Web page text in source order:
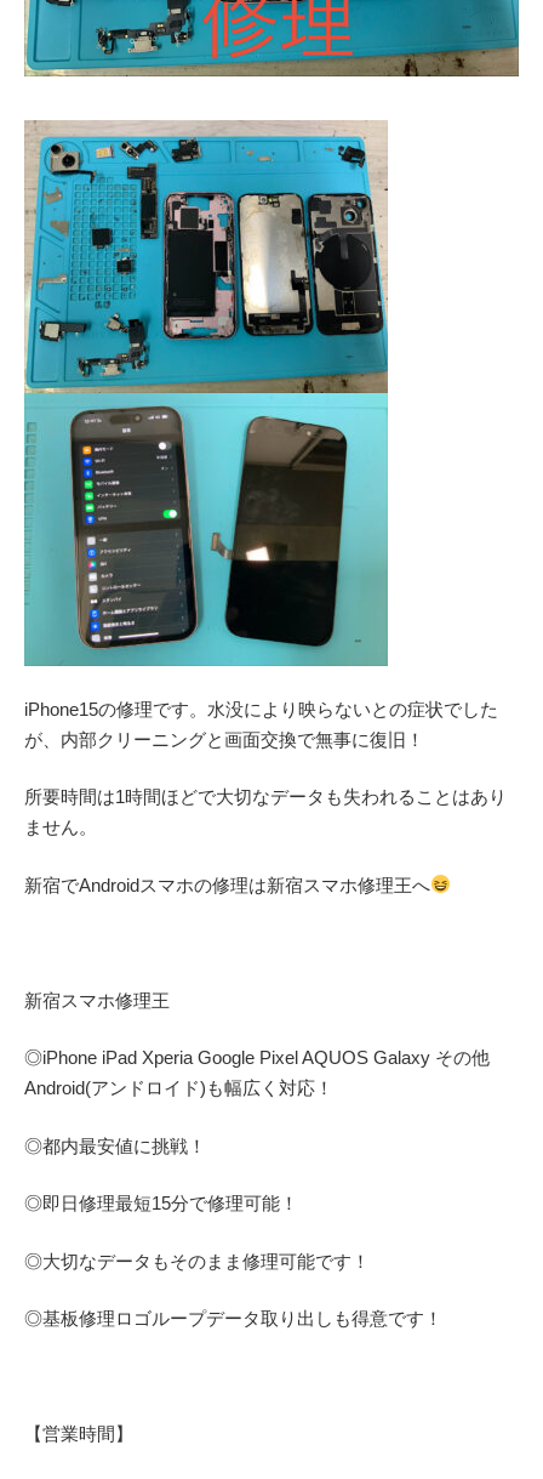
iPhone15の修理です。水没により映らないとの症状でした
が、内部クリーニングと画面交換で無事に復旧！
所要時間は1時間ほどで大切なデータも失われることはあり
ません。
新宿でAndroidスマホの修理は新宿スマホ修理王へ
新宿スマホ修理王
◎iPhone iPad Xperia Google Pixel AQUOS Galaxy その他
Android(アンドロイド) も幅広く対応！
◎都内最安値に挑戦！
◎即日修理最短15分で修理可能！
◎大切なデータもそのまま修理可能です！
◎基板修理ロゴループデータ取り出しも得意です！
【営業時間】